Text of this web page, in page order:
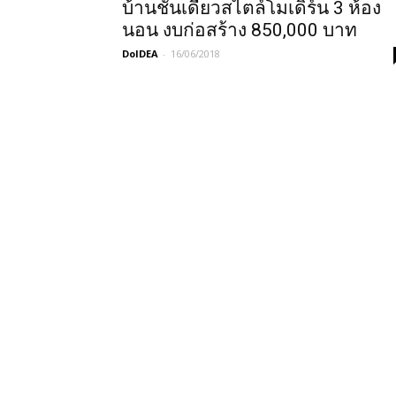
บ้านชั้นเดียวสไตล์โมเดิร์น 3 ห้อง
นอน งบก่อสร้าง 850,000 บาท
DoIDEA - 16/06/2018